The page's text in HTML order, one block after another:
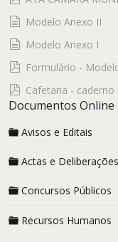
documento
Modelo Anexo II
documento
Modelo Anexo I
pdf
Formulário -
pdf
Cafetaria - caderno
Documentos Online
Avisos e Editais
Actas e Deliberações
Concursos Públicos
Recursos Humanos